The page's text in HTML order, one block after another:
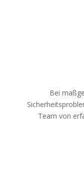
Bei
Team von